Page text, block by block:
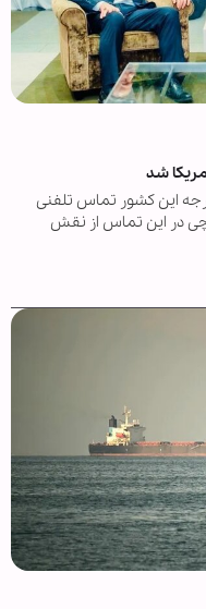
شد
این کشور تماس تلفنی
در این تماس از نقش